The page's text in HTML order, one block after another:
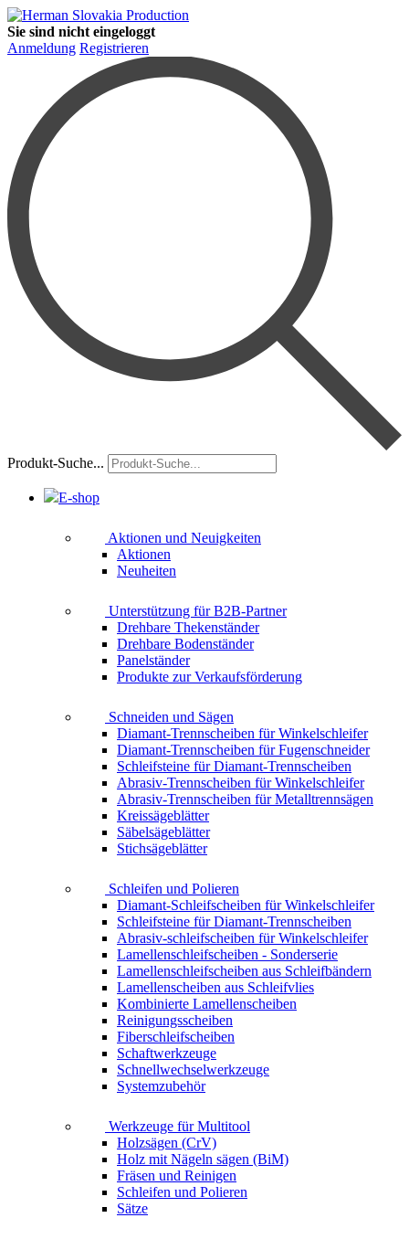
Sie sind nicht eingeloggt
Anmeldung Registrieren
Produkt-Suche...
E-shop
Aktionen und Neuigkeiten
Aktionen
Neuheiten
Unterstützung für B2B-Partner
Drehbare Thekenständer
Drehbare Bodenständer
Panelständer
Produkte zur Verkaufsförderung
Schneiden und Sägen
Diamant-Trennscheiben für Winkelschleifer
Diamant-Trennscheiben für Fugenschneider
Schleifsteine für Diamant-Trennscheiben
Abrasiv-Trennscheiben für Winkelschleifer
Abrasiv-Trennscheiben für Metalltrennsägen
Kreissägeblätter
Säbelsägeblätter
Stichsägeblätter
Schleifen und Polieren
Diamant-Schleifscheiben für Winkelschleifer
Schleifsteine für Diamant-Trennscheiben
Abrasiv-schleifscheiben für Winkelschleifer
Lamellenschleifscheiben - Sonderserie
Lamellenschleifscheiben aus Schleifbändern
Lamellenscheiben aus Schleifvlies
Kombinierte Lamellenscheiben
Reinigungsscheiben
Fiberschleifscheiben
Schaftwerkzeuge
Schnellwechselwerkzeuge
Systemzubehör
Werkzeuge für Multitool
Holzsägen (CrV)
Holz mit Nägeln sägen (BiM)
Fräsen und Reinigen
Schleifen und Polieren
Sätze